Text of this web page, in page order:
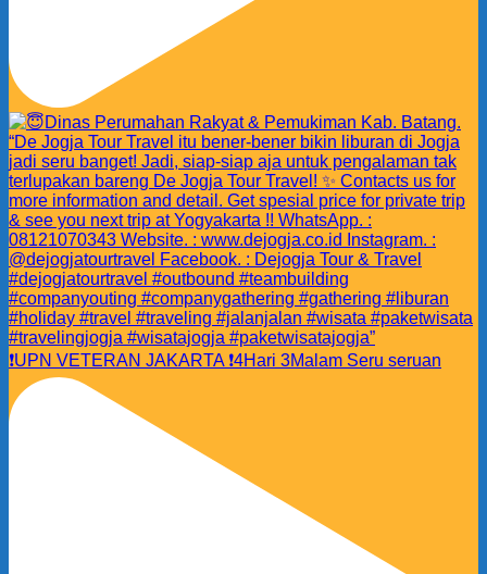
❗️UPN VETERAN JAKARTA ❗️4Hari 3Malam Seru seruan